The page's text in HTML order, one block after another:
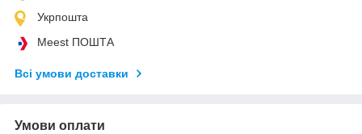
Укрпошта
Meest ПОШТА
Всі умови доставки
Умови оплати